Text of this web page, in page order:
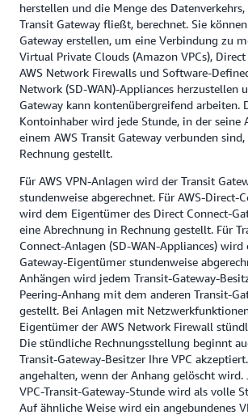
herstellen und die Menge des Datenverkehrs,
Transit Gateway fließt, berechnet. Sie
Gateway erstellen, um eine Verbindung zu
Virtual Private Clouds (Amazon VPCs), Direct
AWS Network Firewalls und Software-
Network (SD-WAN)-Appliances herzustellen
Gateway kann kontenübergreifend arbeiten.
Kontoinhaber wird jede Stunde, in der seine
einem AWS Transit Gateway verbunden
Rechnung gestellt.
Für AWS VPN-Anlagen wird der Transit
stundenweise abgerechnet. Für AWS-Direct-
wird dem Eigentümer des Direct Connect-
eine Abrechnung in Rechnung gestellt. Für
Connect-Anlagen (SD-WAN-Appliances) wird
Gateway-Eigentümer stundenweise
Anhängen wird jedem Transit-Gateway-
Peering-Anhang mit dem anderen Transit-
gestellt. Bei Anlagen mit
Eigentümer der AWS Network Firewall
Die stündliche Rechnungsstellung beginnt
Transit-Gateway-Besitzer Ihre VPC
angehalten, wenn der Anhang gelöscht wird.
VPC-Transit-Gateway-Stunde wird als volle
Auf ähnliche Weise wird ein angebundenes